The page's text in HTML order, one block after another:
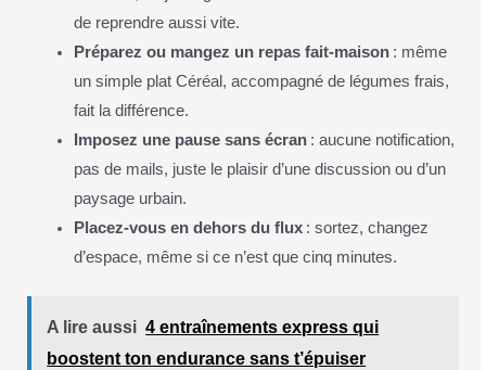
de reprendre aussi vite.
Préparez ou mangez un repas fait-maison : même
un simple plat Céréal, accompagné de légumes frais,
fait la différence.
Imposez une pause sans écran : aucune notification,
pas de mails, juste le plaisir d’une discussion ou d’un
paysage urbain.
Placez-vous en dehors du flux : sortez, changez
d’espace, même si ce n’est que cinq minutes.
A lire aussi 4 entraînements express qui
boostent ton endurance sans t’épuiser